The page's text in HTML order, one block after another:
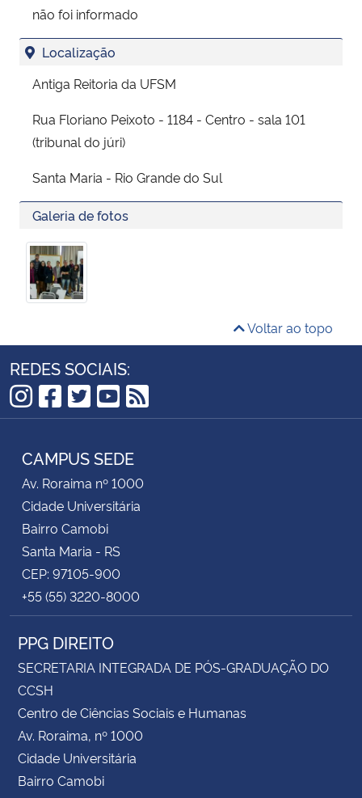
não foi informado
Localização
Antiga Reitoria da UFSM
Rua Floriano Peixoto - 1184 - Centro - sala 101
(tribunal do júri)
Santa Maria - Rio Grande do Sul
Galeria de fotos
Voltar ao topo
REDES SOCIAIS:
Instagram
Facebook
Twitter
YouTube
RSS
CAMPUS SEDE
Av. Roraima nº 1000
Cidade Universitária
Bairro Camobi
Santa Maria - RS
CEP: 97105-900
+55 (55) 3220-8000
PPG DIREITO
SECRETARIA INTEGRADA DE PÓS-GRADUAÇÃO DO
CCSH
Centro de Ciências Sociais e Humanas
Av. Roraima, nº 1000
Cidade Universitária
Bairro Camobi